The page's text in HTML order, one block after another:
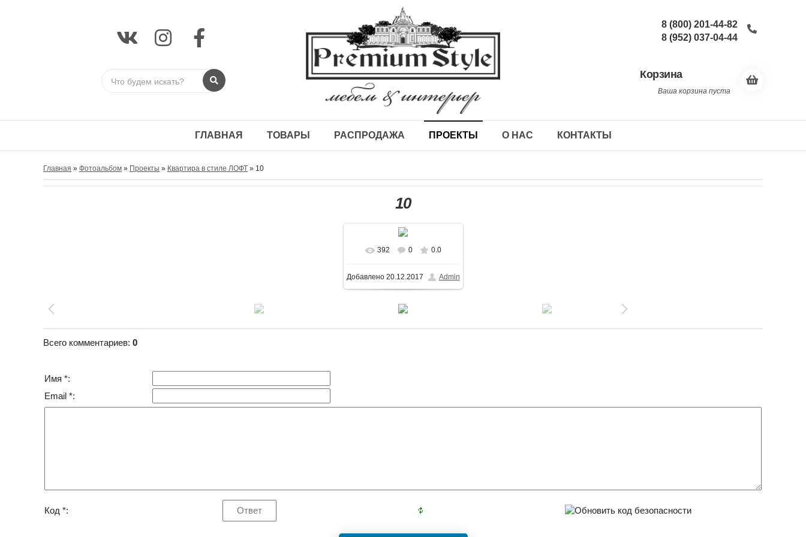
8 (800) 201-44-82
8 (952) 037-04-44
Корзина
Ваша корзина пуста
ГЛАВНАЯ ТОВАРЫ РАСПРОДАЖА ПРОЕКТЫ О НАС КОНТАКТЫ
Главная » Фотоальбом » Проекты » Квартира в стиле ЛОФТ » 10
10
В реальном размере
800x1500/ 292.5Kb
392 0 0.0
Добавлено20.12.2017 Admin
Всего комментариев: 0
Имя *:
Email *:
Код *: